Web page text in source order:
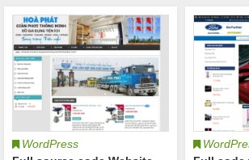
WordPress